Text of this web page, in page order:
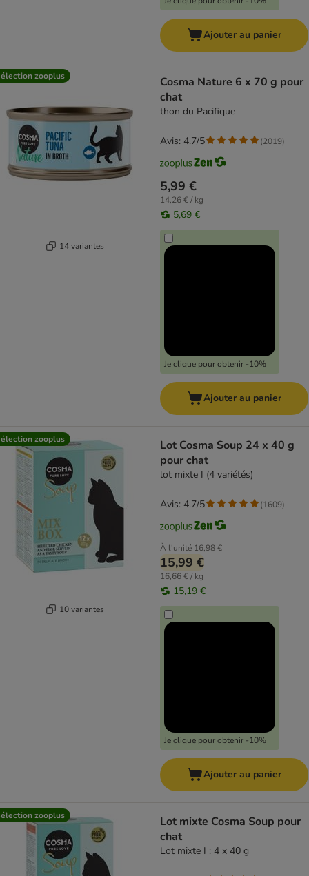
Ajouter au panier
zooplus
14 variantes
Cosma Nature 6 x 70 g pour
chat
thon du Pacifique
5,99 €
14,26 € / kg
5,69 €
Je clique pour obtenir -10%
Avis: 4.7/5 (2019)
Ajouter au panier
zooplus
10 variantes
Lot Cosma Soup 24 x 40 g
pour chat
lot mixte I (4 variétés)
À l'unité 16,98 €
15,99 €
16,66 € / kg
15,19 €
Je clique pour obtenir -10%
Avis: 4.7/5 (1609)
Ajouter au panier
zooplus
Lot mixte Cosma Soup pour
chat
Lot mixte I : 4 x 40 g